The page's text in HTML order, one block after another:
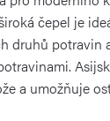
čepel je
druhů potravin
a umožňuje